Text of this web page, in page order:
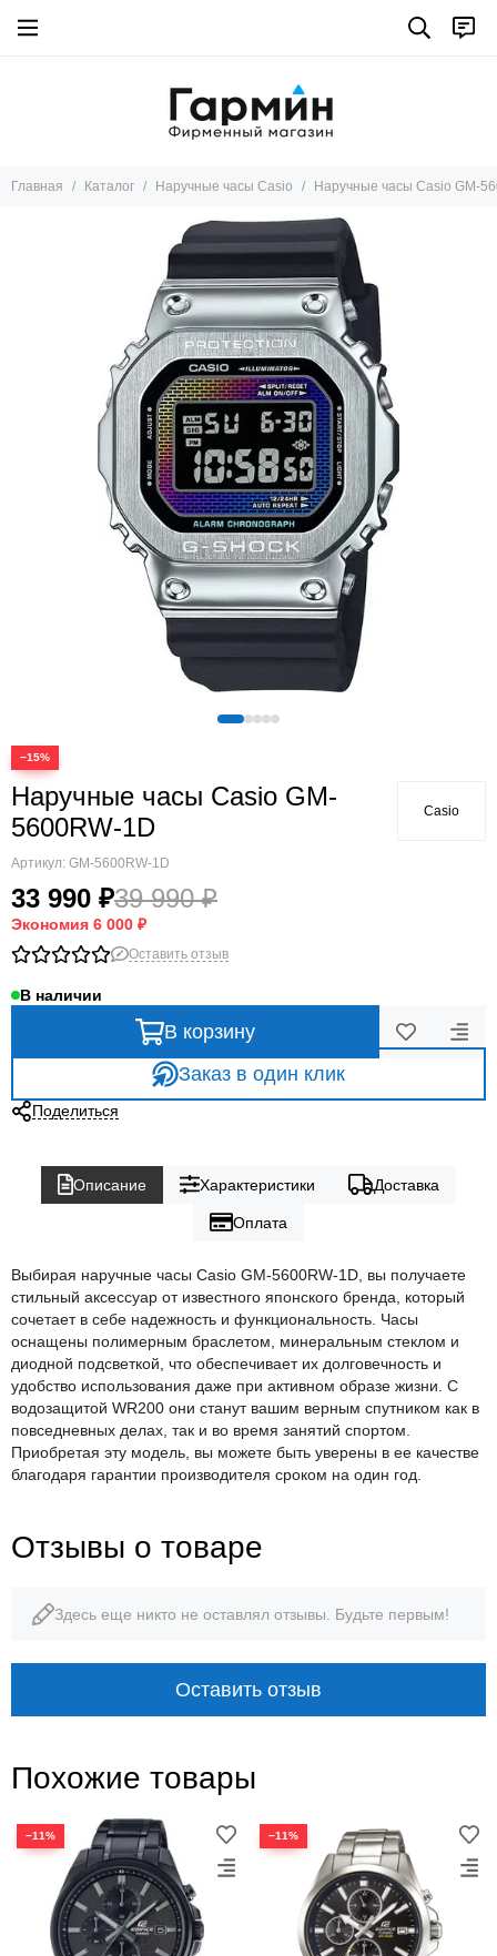
Главная Каталог Наручные часы Casio Наручные часы Casio GM-
−15%
Наручные часы Casio GM-
5600RW-1D
Артикул: GM-5600RW-1D
33 990 ₽39 990 ₽
Экономия 6 000 ₽
Casio
Оставить отзыв
В наличии
В корзину
Заказ в один клик
Поделиться
Описание Характеристики Доставка
Оплата
Выбирая наручные часы Casio GM-5600RW-1D, вы получаете
стильный аксессуар от известного японского бренда, который
сочетает в себе надежность и функциональность. Часы
оснащены полимерным браслетом, минеральным стеклом и
диодной подсветкой, что обеспечивает их долговечность и
удобство использования даже при активном образе жизни. С
водозащитой WR200 они станут вашим верным спутником как в
повседневных делах, так и во время занятий спортом.
Приобретая эту модель, вы можете быть уверены в ее качестве
благодаря гарантии производителя сроком на один год.
Отзывы о товаре
Здесь еще никто не оставлял отзывы. Будьте первым!
Оставить отзыв
Похожие товары
−11% −11%